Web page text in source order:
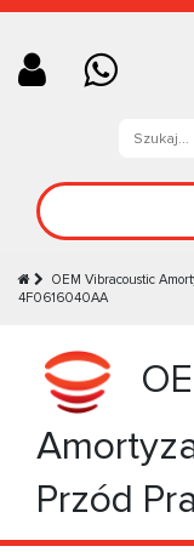
OEM Vibracoustic
4F0616040AA
Przód